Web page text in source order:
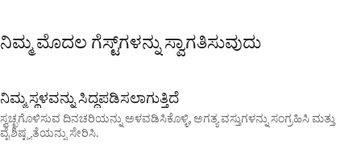
ನಿಮ್ಮ ಮೊದಲ ಗೆಸ್ಟ್‌ಗಳನ್ನು ಸ್ವಾಗತಿಸುವುದು
ನಿಮ್ಮ ಸ್ಥಳವನ್ನು ಸಿದ್ಧಪಡಿಸಲಾಗುತ್ತಿದೆ
ಸ್ವಚ್ಛಗೊಳಿಸುವ ದಿನಚರಿಯನ್ನು ಅಳವಡಿಸಿಕೊಳ್ಳಿ, ಅಗತ್ಯ ವಸ್ತುಗಳನ್ನು ಸಂಗ್ರಹಿಸಿ ಮತ್ತು
ವೈಶಿಷ್ಟ್ಯತೆಯನ್ನು ಸೇರಿಸಿ.